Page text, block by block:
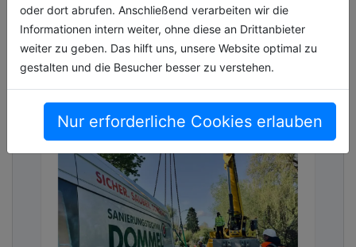
oder dort abrufen. Anschließend verarbeiten wir die
Informationen intern weiter, ohne diese an Drittanbieter
weiter zu geben. Das hilft uns, unsere Website optimal zu
gestalten und die Besucher besser zu verstehen.
Nur erforderliche Cookies erlauben